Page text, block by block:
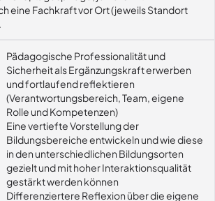
eine Fachkraft vor Ort (jeweils Standort
Pädagogische Professionalität und
Sicherheit als Ergänzungskraft erwerben
und fortlaufend reflektieren
(Verantwortungsbereich, Team, eigene
Rolle und Kompetenzen)
Eine vertiefte Vorstellung der
Bildungsbereiche entwickeln und wie diese
in den unterschiedlichen Bildungsorten
gezielt und mit hoher Interaktionsqualität
gestärkt werden können
Differenziertere Reflexion über die eigene